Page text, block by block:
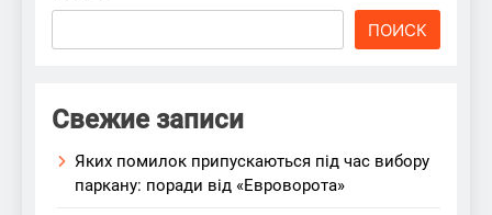
ПОИСК
Свежие записи
Яких помилок припускаються під час вибору
паркану: поради від «Евроворота»